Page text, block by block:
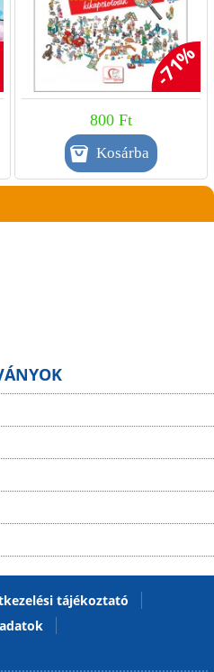
-71%
800 Ft
tájékoztató